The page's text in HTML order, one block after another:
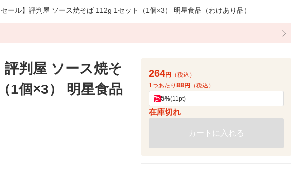
セール】評判屋 ソース焼そば 112g 1セット（1個×3） 明星食品（わけあり品）
評判屋 ソース焼そ
1個×3） 明星食品
264円
（税込）
1つあたり 88円 （税込）
5%(11pt)
在庫切れ
カートに入れる